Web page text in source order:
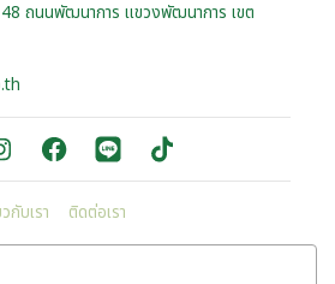
ถนนพัฒนาการ แขวงพัฒนาการ เขต
กับเรา ติดต่อเรา